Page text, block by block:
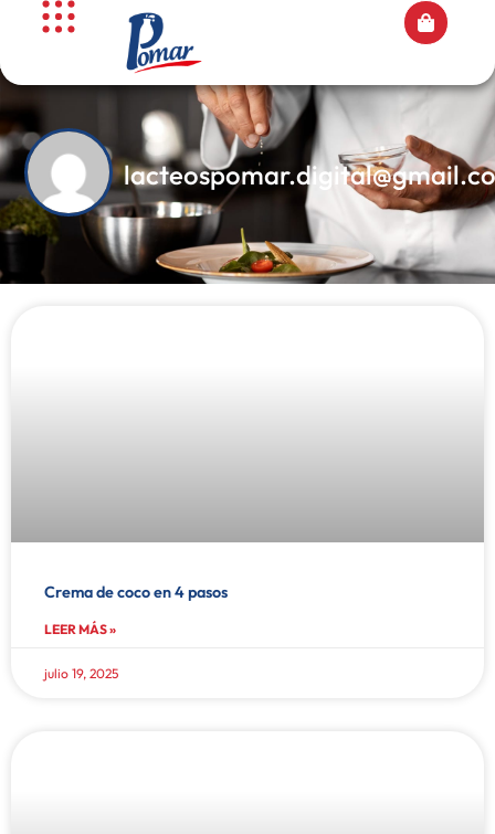
Crema de coco en 4 pasos
LEER MÁS »
julio 19, 2025